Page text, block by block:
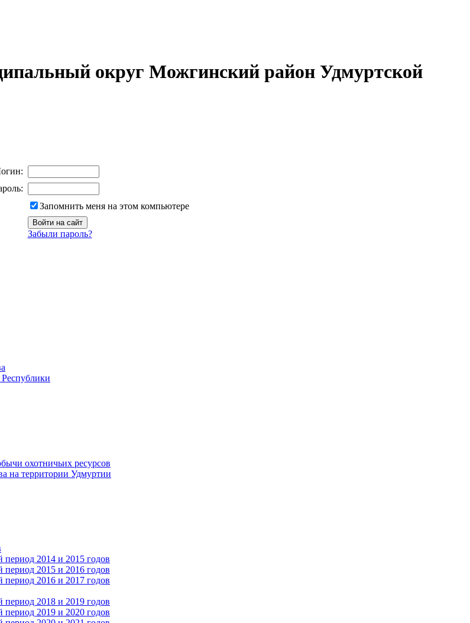
округ Можгинский район Удмуртской
Запомнить меня на этом компьютере
Забыли пароль?
охотничьих ресурсов
на территории Удмуртии
2014 и 2015 годов
2015 и 2016 годов
2016 и 2017 годов
2018 и 2019 годов
2019 и 2020 годов